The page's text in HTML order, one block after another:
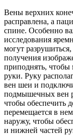
Вены верхних
расправлена, а
спине. Особенно
исследования
могут
получения
приподнять,
руки. Руку
вен шеи и
подмышечных вен
чтобы обеспечить
перемещается в
наружу, чтобы
и нижней частей